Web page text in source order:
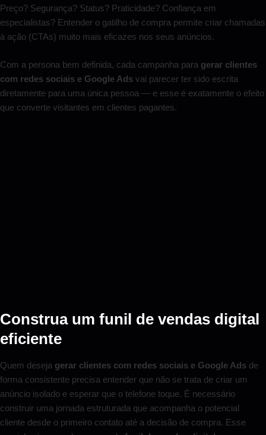
Preço? Segurança? Status? Praticidade? Confiança em
especialistas? Entender o gatilho de compra permite criar chamadas
à ação (CTAs) muito mais eficazes nos seus anúncios.
Com a persona bem definida, cada campanha para gerar clientes
com redes sociais e Google Ads vai parecer ter sido escrita
diretamente para uma única pessoa — e esse é exatamente o efeito
que converte visitantes em clientes pagantes.
Construa um funil de vendas digital
eficiente
Quem deseja gerar clientes com redes sociais e Google Ads de
forma consistente precisa entender que não se trata de criar um
anúncio isolado e esperar que o telefone toque. É necessário
construir uma jornada estruturada que acompanha o potencial
cliente desde o primeiro contato até a decisão de compra. Esse